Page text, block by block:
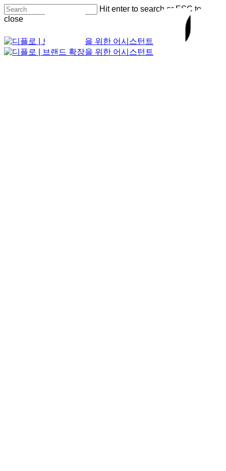
Skip
to
content
Hit enter to search or ESC to
close
Close
Search